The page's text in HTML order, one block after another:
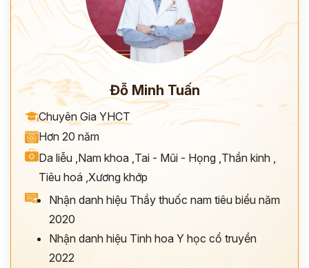
Đỗ Minh Tuấn
Chuyên Gia YHCT
Hơn 20 năm
Da liễu ,Nam khoa ,Tai - Mũi - Họng ,Thần kinh ,
Tiêu hoá ,Xương khớp
Nhận danh hiệu Thầy thuốc nam tiêu biểu năm
2020
Nhận danh hiệu Tinh hoa Y học cổ truyền
2022
Thông tin của bạn được bảo mật và chỉ sử dụng cho mục đích tư vấn.